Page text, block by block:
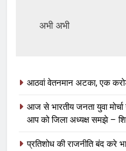
अभी अभी
आठवां वेतनमान अटका, एक
आज से भारतीय जनता युवा मोर्चा
आप को जिला अध्यक्ष समझे –
प्रतिशोध की राजनीति बंद करे